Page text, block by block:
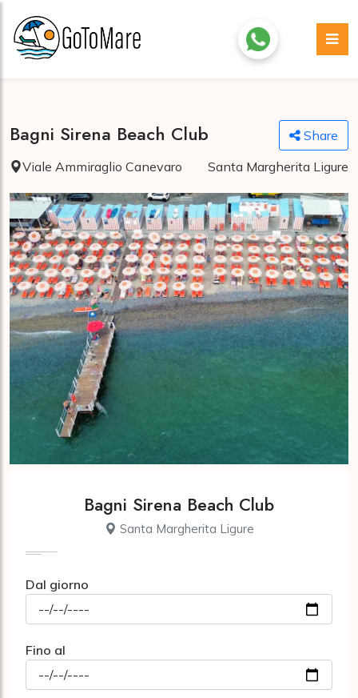
Bagni Sirena Beach Club
Share
Viale Ammiraglio Canevaro
Santa Margherita Ligure
Bagni Sirena Beach Club
Santa Margherita Ligure
Dal giorno
Fino al